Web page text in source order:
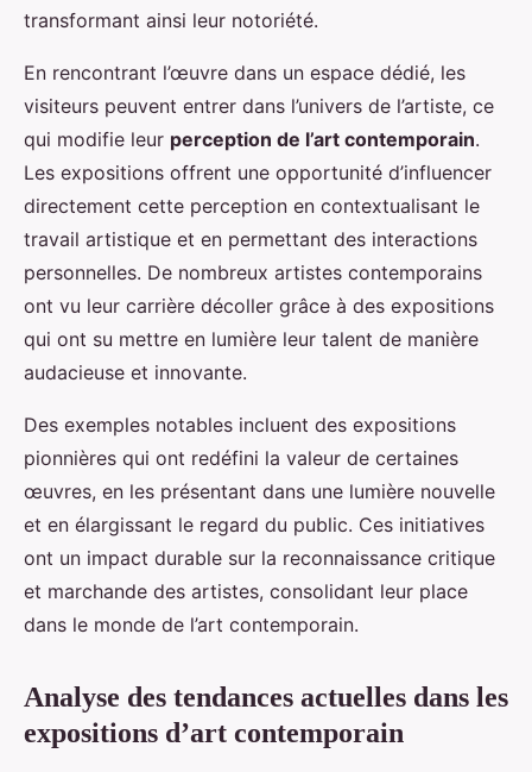
transformant ainsi leur notoriété.
En rencontrant l’œuvre dans un espace dédié, les
visiteurs peuvent entrer dans l’univers de l’artiste, ce
qui modifie leur perception de l’art contemporain.
Les expositions offrent une opportunité d’influencer
directement cette perception en contextualisant le
travail artistique et en permettant des interactions
personnelles. De nombreux artistes contemporains
ont vu leur carrière décoller grâce à des expositions
qui ont su mettre en lumière leur talent de manière
audacieuse et innovante.
Des exemples notables incluent des expositions
pionnières qui ont redéfini la valeur de certaines
œuvres, en les présentant dans une lumière nouvelle
et en élargissant le regard du public. Ces initiatives
ont un impact durable sur la reconnaissance critique
et marchande des artistes, consolidant leur place
dans le monde de l’art contemporain.
Analyse des tendances actuelles dans les
expositions d’art contemporain